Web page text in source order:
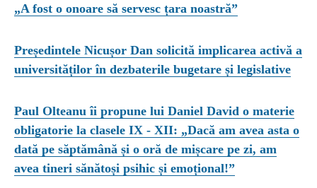
„A fost o onoare să servesc țara noastră”
Președintele Nicușor Dan solicită implicarea activă a
universităților în dezbaterile bugetare și legislative
Paul Olteanu îi propune lui Daniel David o materie
obligatorie la clasele IX - XII: „Dacă am avea asta o
dată pe săptămână și o oră de mișcare pe zi, am
avea tineri sănătoși psihic și emoțional!”